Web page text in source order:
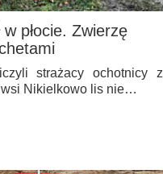
płocie. Zwierzę
strażacy ochotnicy z
wsi Nikielkowo lis nie…